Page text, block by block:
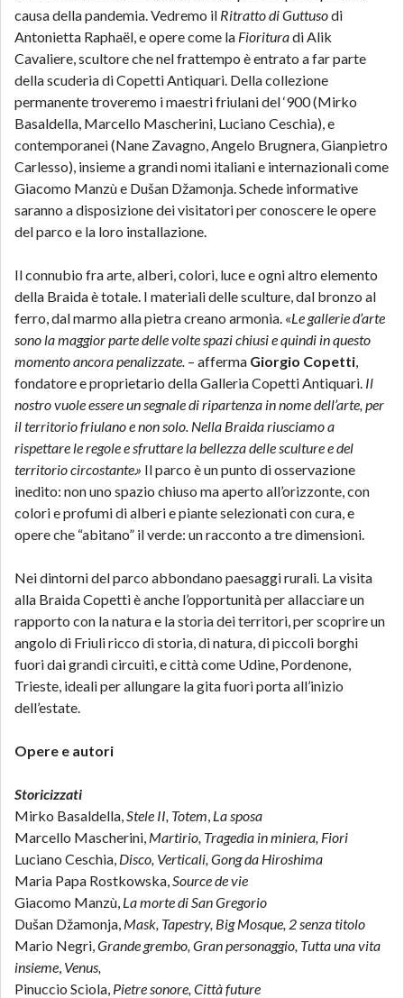
causa della pandemia. Vedremo il Ritratto di Guttusodi
Antonietta Raphaël, e opere come la Fiorituradi Alik
Cavaliere, scultore che nel frattempo è entrato a far parte
della scuderia di Copetti Antiquari. Della collezione
permanente troveremo i maestri friulani del ‘900 (Mirko
Basaldella, Marcello Mascherini, Luciano Ceschia), e
contemporanei (Nane Zavagno, Angelo Brugnera, Gianpietro
Carlesso), insieme a grandi nomi italiani e internazionali come
Giacomo Manzù e Dušan Džamonja. Schede informative
saranno a disposizione dei visitatori per conoscere le opere
del parco e la loro installazione.
Il connubio fra arte, alberi, colori, luce e ogni altro elemento
della Braida è totale. I materiali delle sculture, dal bronzo al
ferro, dal marmo alla pietra creano armonia. «Le gallerie d’arte
sono la maggior parte delle volte spazi chiusi e quindi in questo
momento ancora penalizzate. – afferma Giorgio Copetti,
fondatore e proprietario della Galleria Copetti Antiquari. Il
nostrovuole essere un segnale di ripartenza in nome dell’arte, per
il territorio friulano e non solo. Nella Braida riusciamo a
rispettare le regole e sfruttare la bellezza delle sculture e del
territorio circostante.» Il parco è un punto di osservazione
inedito: non uno spazio chiuso ma aperto all’orizzonte, con
colori e profumi di alberi e piante selezionati con cura, e
opere che “abitano” il verde: un racconto a tre dimensioni.
Nei dintorni del parco abbondano paesaggi rurali. La visita
alla Braida Copetti è anche l’opportunità per allacciare un
rapporto con la natura e la storia dei territori, per scoprire un
angolo di Friuli ricco di storia, di natura, di piccoli borghi
fuori dai grandi circuiti, e città come Udine, Pordenone,
Trieste, ideali per allungare la gita fuori porta all’inizio
dell’estate.
Opere e autori
Storicizzati
Mirko Basaldella,Stele II, Totem, La sposa
Marcello Mascherini, Martirio, Tragedia in miniera, Fiori
Luciano Ceschia, Disco, Verticali, Gong da Hiroshima
Maria Papa Rostkowska,Source de vie
Giacomo Manzù, La morte di San Gregorio
Dušan Džamonja, Mask, Tapestry, Big Mosque, 2 senza titolo
Mario Negri,Grande grembo, Gran personaggio, Tutta una vita
insieme, Venus,
Pinuccio Sciola, Pietre sonore, Città future